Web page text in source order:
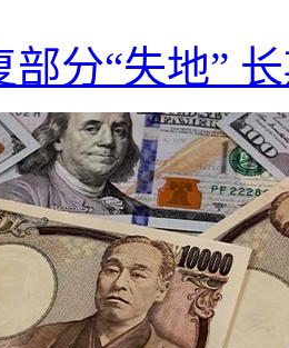
部分“失地”